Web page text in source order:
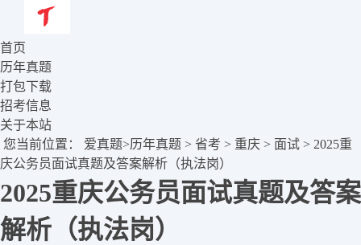
首页
历年真题
打包下载
招考信息
关于本站
您当前位置：
爱真题>历年真题 > 省考 > 重庆 > 面试 > 2025重
庆公务员面试真题及答案解析（执法岗）
2025重庆公务员面试真题及答案
解析（执法岗）